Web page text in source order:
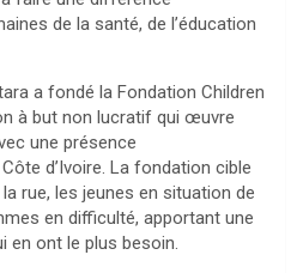
de la santé, de l’éducation
a fondé la Fondation Children
à but non lucratif qui œuvre
une présence
d’Ivoire. La fondation cible
rue, les jeunes en situation de
en difficulté, apportant une
en ont le plus besoin.